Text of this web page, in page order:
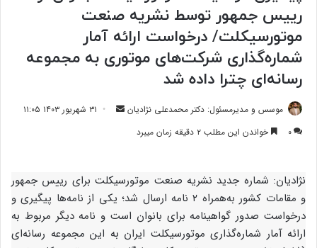
رییس جمهور توسط نشریه صنعت
موتورسیکلت/ درخواست ارائه آمار
شماره‌گذاری شرکت‌های موتوری به مجموعه
رسانه‌ای چترا داده شد
موسس و مدیرمسئول: دکتر محمدعلی نژادیان
ارسال ۳۱ شهریور ۱۴۰۳ ۱۱:۰۵
۰
خواندن این مطلب ۲ دقیقه زمان میبرد
نژادیان: شماره جدید نشریه صنعت موتورسیکلت برای رییس جمهور
و مقامات کشور به‌همراه ۲ نامه ارسال شد؛ یکی از نامه‌‌ها پیگیری و
درخواست صدور گواهینامه برای بانوان است و نامه دیگر مربوط به
ارائه آمار شماره‌گذاری موتورسیکلت ایران به این مجموعه رسانه‌ای